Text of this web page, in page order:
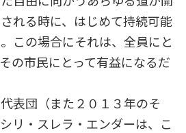
れる時に、はじめて持続可能
この場合にそれは、全員にと
の市民にとって有益になるだ
表団（また２０１３年のそ
リ・スレラ・エンダーは、こ